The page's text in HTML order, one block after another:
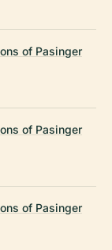
of Pasinger
of Pasinger
of Pasinger